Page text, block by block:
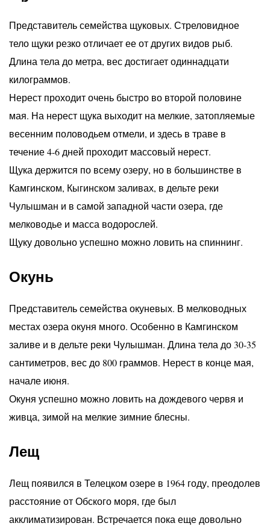
Представитель семейства щуковых. Стреловидное
тело щуки резко отличает ее от других видов рыб.
Длина тела до метра, вес достигает одиннадцати
килограммов.
Нерест проходит очень быстро во второй половине
мая. На нерест щука выходит на мелкие, затопляемые
весенним половодьем отмели, и здесь в траве в
течение 4-6 дней проходит массовый нерест.
Щука держится по всему озеру, но в большинстве в
Камгинском, Кыгинском заливах, в дельте реки
Чулышман и в самой западной части озера, где
мелководье и масса водорослей.
Щуку довольно успешно можно ловить на спиннинг.
Окунь
Представитель семейства окуневых. В мелководных
местах озера окуня много. Особенно в Камгинском
заливе и в дельте реки Чулышман. Длина тела до 30-35
сантиметров, вес до 800 граммов. Нерест в конце мая,
начале июня.
Окуня успешно можно ловить на дождевого червя и
живца, зимой на мелкие зимние блесны.
Лещ
Лещ появился в Телецком озере в 1964 году, преодолев
расстояние от Обского моря, где был
акклиматизирован. Встречается пока еще довольно